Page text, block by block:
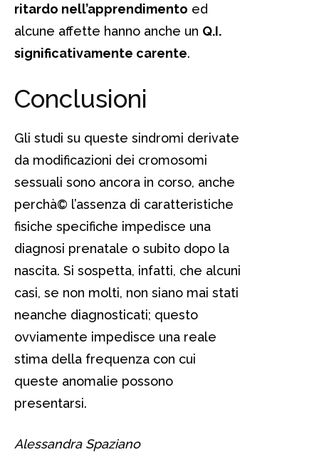
ritardo nell’apprendimento ed
alcune affette hanno anche un Q.I.
significativamente carente.
Conclusioni
Gli studi su queste sindromi derivate
da modificazioni dei cromosomi
sessuali sono ancora in corso, anche
perchà© l’assenza di caratteristiche
fisiche specifiche impedisce una
diagnosi prenatale o subito dopo la
nascita. Si sospetta, infatti, che alcuni
casi, se non molti, non siano mai stati
neanche diagnosticati; questo
ovviamente impedisce una reale
stima della frequenza con cui
queste anomalie possono
presentarsi.
Alessandra Spaziano